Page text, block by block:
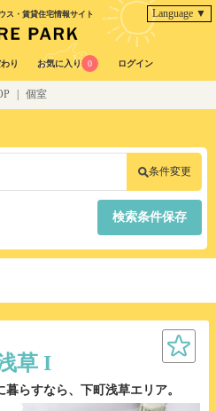
ス・賃貸住宅情報サイト Language ▼
り お気に入り 0 ログイン
個室
条件変更
検索条件保存
草 I
らすなら、下町浅草エリア。